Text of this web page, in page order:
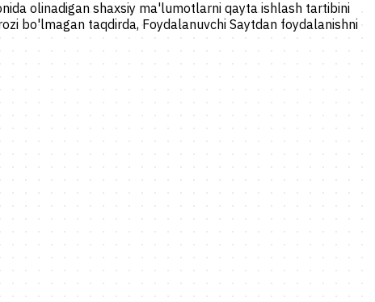
olinadigan shaxsiy ma'lumotlarni qayta ishlash tartibini
bo'lmagan taqdirda, Foydalanuvchi Saytdan foydalanishni